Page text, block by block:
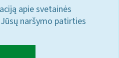
apie svetainės
naršymo patirties